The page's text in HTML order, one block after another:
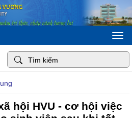
hội HVU - cơ hội việc